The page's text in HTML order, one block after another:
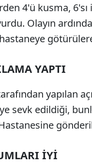
4'ü kusma, 6'sı
Olayın
YAPTI
yapılan
sevk edildiği,
İYİ